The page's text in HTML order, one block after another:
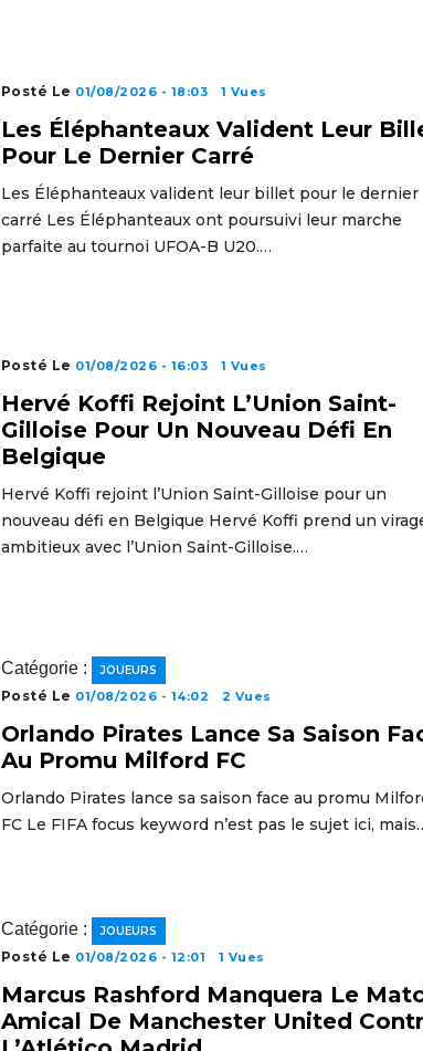
Posté Le 01/08/2026 - 18:03 1 Vues
Les Éléphanteaux Valident Leur
Pour Le Dernier Carré
Les Éléphanteaux valident leur billet pour le dernier
carré Les Éléphanteaux ont poursuivi leur marche
parfaite au tournoi UFOA-B U20.…
Posté Le 01/08/2026 - 16:03 1 Vues
Hervé Koffi Rejoint L’Union Saint-
Gilloise Pour Un Nouveau Défi En
Belgique
Hervé Koffi rejoint l’Union Saint-Gilloise pour un
nouveau défi en Belgique Hervé Koffi prend un
ambitieux avec l’Union Saint-Gilloise.…
Catégorie : JOUEURS
Posté Le 01/08/2026 - 14:02 2 Vues
Orlando Pirates Lance Sa Saison
Au Promu Milford FC
Orlando Pirates lance sa saison face au promu
FC Le FIFA focus keyword n’est pas le sujet ici,
Catégorie : JOUEURS
Posté Le 01/08/2026 - 12:01 1 Vues
Marcus Rashford Manquera Le
Amical De Manchester United